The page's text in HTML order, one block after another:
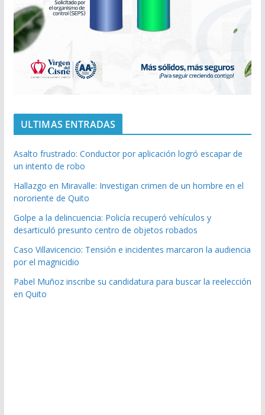
ULTIMAS ENTRADAS
Asalto frustrado: Conductor por aplicación logró escapar de
un intento de robo
Hallazgo en Miravalle: Investigan crimen de un hombre en el
nororiente de Quito
Golpe a la delincuencia: Policía recuperó vehículos y
desarticuló presunto centro de objetos robados
Caso Villavicencio: Tensión e incidentes marcaron la audiencia
por el magnicidio
Pabel Muñoz inscribe su candidatura para buscar la reelección
en Quito